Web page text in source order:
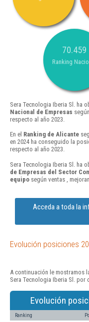
70.459
Ranking
Sera Tecnologia Iberia Sl. ha
Nacional de Empresas
respecto al año 2023.
En el Ranking de Alicante
en 2024 ha conseguido la
respecto al año 2023.
Sera Tecnologia Iberia Sl. ha
de Empresas del Sector
equipo según ventas ,
Acceda a toda la
Evolución posiciones
A continuación le mostramos
Sera Tecnologia Iberia Sl.
Evolución
Ranking